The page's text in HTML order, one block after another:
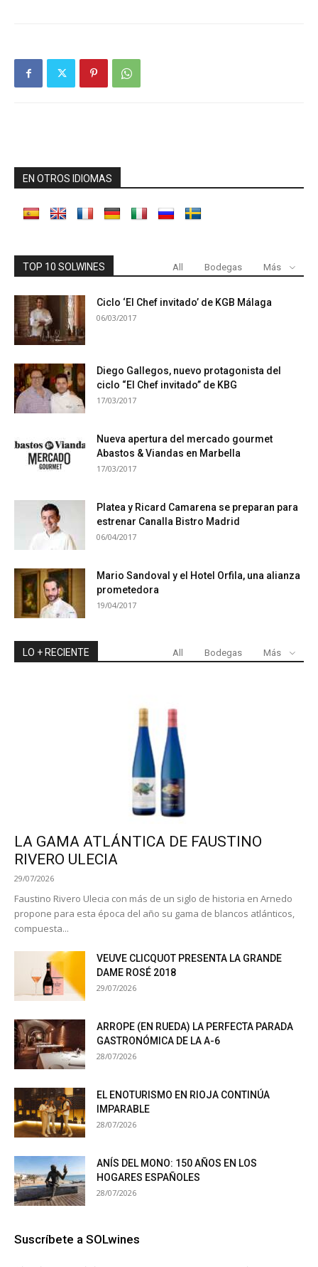
EN OTROS IDIOMAS
TOP 10 SOLWINES All Bodegas Más
Ciclo ‘El Chef invitado’ de KGB Málaga
06/03/2017
Diego Gallegos, nuevo protagonista del
ciclo “El Chef invitado” de KBG
17/03/2017
Nueva apertura del mercado gourmet
Abastos & Viandas en Marbella
17/03/2017
Platea y Ricard Camarena se preparan para
estrenar Canalla Bistro Madrid
06/04/2017
Mario Sandoval y el Hotel Orfila, una alianza
prometedora
19/04/2017
LO + RECIENTE All Bodegas Más
LA GAMA ATLÁNTICA DE FAUSTINO
RIVERO ULECIA
29/07/2026
Faustino Rivero Ulecia con más de un siglo de historia en Arnedo
propone para esta época del año su gama de blancos atlánticos,
compuesta...
VEUVE CLICQUOT PRESENTA LA GRANDE
DAME ROSÉ 2018
29/07/2026
ARROPE (EN RUEDA) LA PERFECTA PARADA
GASTRONÓMICA DE LA A-6
28/07/2026
EL ENOTURISMO EN RIOJA CONTINÚA
IMPARABLE
28/07/2026
ANÍS DEL MONO: 150 AÑOS EN LOS
HOGARES ESPAÑOLES
28/07/2026
Suscríbete a SOLwines